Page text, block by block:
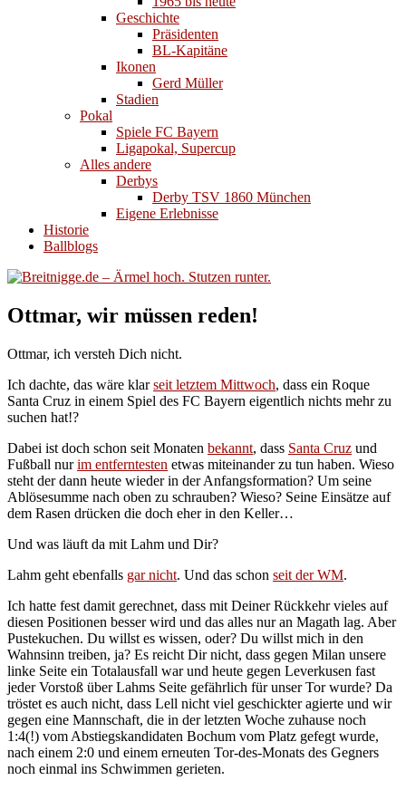
Geschichte
Präsidenten
BL-Kapitäne
Ikonen
Gerd Müller
Stadien
Pokal
Spiele FC Bayern
Ligapokal, Supercup
Alles andere
Derbys
Derby TSV 1860 München
Eigene Erlebnisse
Historie
Ballblogs
Ottmar, wir müssen reden!
Ottmar, ich versteh Dich nicht.
Ich dachte, das wäre klarseit letztem Mittwoch, dass ein Roque
Santa Cruz in einem Spiel des FC Bayern eigentlich nichts mehr zu
suchen hat!?
Dabei ist doch schon seit Monaten bekannt, dass Santa Cruz und
Fußball nurim entferntesten etwas miteinander zu tun haben. Wieso
steht der dann heute wieder in der Anfangsformation? Um seine
Ablösesumme nach oben zu schrauben? Wieso? Seine Einsätze auf
dem Rasen drücken die doch eher in den Keller…
Und was läuft da mit Lahm und Dir?
Lahm geht ebenfalls gar nicht. Und das schon seit der WM.
Ich hatte fest damit gerechnet, dass mit Deiner Rückkehr vieles auf
diesen Positionen besser wird und das alles nur an Magath lag. Aber
Pustekuchen. Du willst es wissen, oder? Du willst mich in den
Wahnsinn treiben, ja? Es reicht Dir nicht, dass gegen Milan unsere
linke Seite ein Totalausfall war und heute gegen Leverkusen fast
jeder Vorstoß über Lahms Seite gefährlich für unser Tor wurde? Da
tröstet es auch nicht, dass Lell nicht viel geschickter agierte und wir
gegen eine Mannschaft, die in der letzten Woche zuhause noch
1:4(!) vom Abstiegskandidaten Bochum vom Platz gefegt wurde,
nach einem 2:0 und einem erneuten Tor-des-Monats des Gegners
noch einmal ins Schwimmen gerieten.